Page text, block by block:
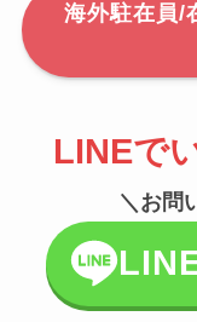
海外駐在員/
LINEで
＼お問